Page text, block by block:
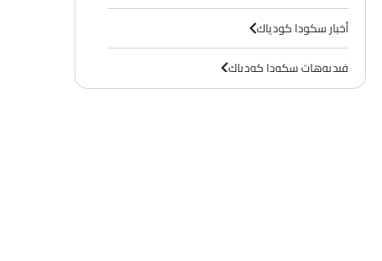
أخبار سكودا كودياك
فيديوهات سكودا كودياك